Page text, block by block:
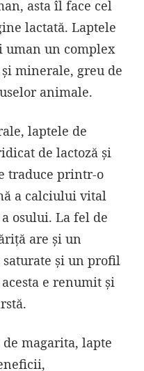
asta îl face cel
lactată. Laptele
uman un complex
minerale, greu de
animale.
laptele de
de lactoză și
traduce printr-o
a calciului vital
osului. La fel de
are și un
și un profil
e renumit și